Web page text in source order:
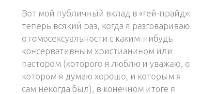
Вот мой публичный вклад в «гей-прайд»:
теперь всякий раз, когда я разговариваю
о гомосексуальности с каким-нибудь
консервативным христианином или
пастором (которого я люблю и уважаю, о
котором я думаю хорошо, и которым я
сам некогда был), в конечном итоге я